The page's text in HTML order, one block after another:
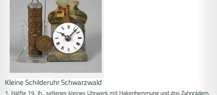
Kleine Schilderuhr Schwarzwald
1. Hälfte 19. Jh., seltenes kleines Uhrwerk mit Hakenhemmung und drei Zahnrädern,